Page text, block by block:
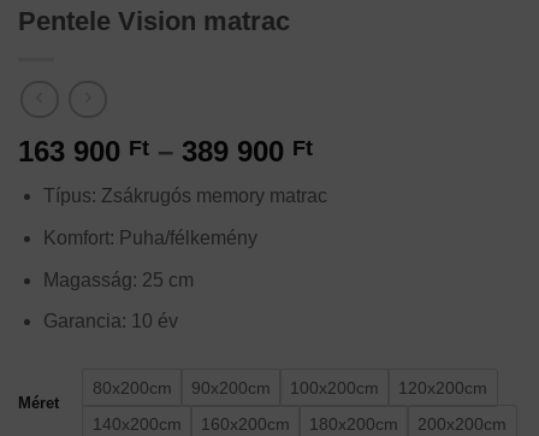
Pentele Vision matrac
163 900 Ft – 389 900 FtÁrtartomány:
900 Ft
Típus: Zsákrugós memory matrac
Komfort: Puha/félkemény
Magasság: 25 cm
Garancia: 10 év
Méret
80x200cm 90x200cm 100x200cm
120x200cm
140x200cm
160x200cm 180x200cm 200x200cm